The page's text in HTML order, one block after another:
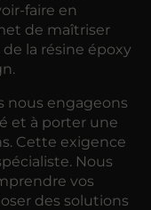
faire en
de maîtriser
la résine époxy
nous engageons
et à porter une
Cette exigence
Nous
vos
des solutions